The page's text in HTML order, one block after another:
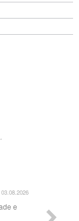
03.08.2026
e